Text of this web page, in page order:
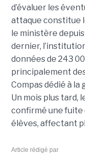
d’évaluer les
attaque constitue
le ministère depuis
dernier,
données de 243
principalement
Compas dédié à
Un mois plus tard,
confirmé une fuite
élèves, affectant
Article rédigé par